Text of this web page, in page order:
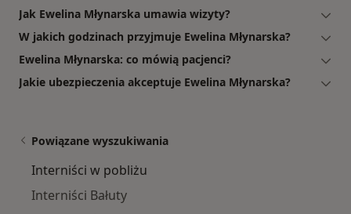
Jak Ewelina Młynarska umawia wizyty?
W jakich godzinach przyjmuje Ewelina Młynarska?
Ewelina Młynarska: co mówią pacjenci?
Jakie ubezpieczenia akceptuje Ewelina Młynarska?
Powiązane wyszukiwania
Interniści w pobliżu
Interniści Bałuty